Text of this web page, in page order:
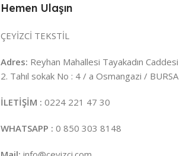
Hemen Ulaşın
ÇEYİZCİ TEKSTİL
Adres: Reyhan Mahallesi Tayakadın Caddesi
2. Tahıl sokak No : 4 / a Osmangazi / BURSA
İLETİŞİM : 0224 221 47 30
WHATSAPP : 0 850 303 8148